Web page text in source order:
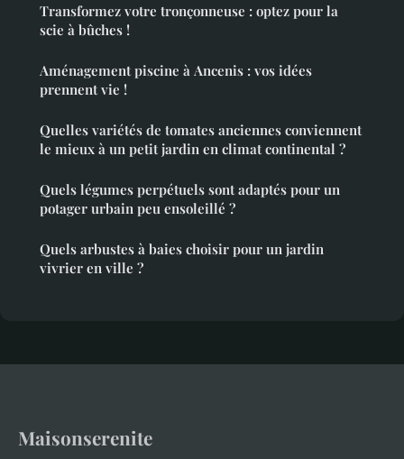
Transformez votre tronçonneuse : optez pour la
scie à bûches !
Aménagement piscine à Ancenis : vos idées
prennent vie !
Quelles variétés de tomates anciennes conviennent
le mieux à un petit jardin en climat continental ?
Quels légumes perpétuels sont adaptés pour un
potager urbain peu ensoleillé ?
Quels arbustes à baies choisir pour un jardin
vivrier en ville ?
Maisonserenite